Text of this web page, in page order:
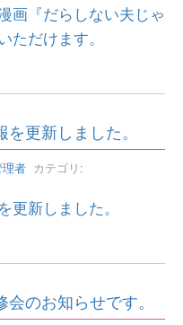
画『だらしない夫じゃ
だけます。
更新しました。
者 カテゴリ:
新しました。
のお知らせです。